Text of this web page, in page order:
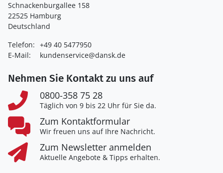
Schnackenburgallee 158
22525 Hamburg
Deutschland
Telefon: +49 40 5477950
E-Mail:
kundenservice@dansk.de
Nehmen Sie Kontakt zu uns auf
0800-358 75 28
Täglich von 9 bis 22 Uhr für Sie da.
Zum Kontaktformular
Wir freuen uns auf Ihre Nachricht.
Zum Newsletter anmelden
Aktuelle Angebote & Tipps erhalten.